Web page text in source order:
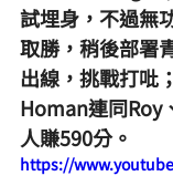
試埋身，不過無
取勝，稍後部署
出線，挑戰打吡
Homan連同Roy
人賺590分。
https://